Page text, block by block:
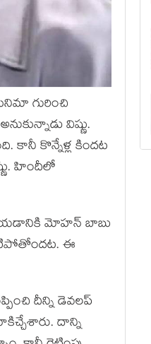
గురించి
విష్ణు.
కానీ కొన్నేళ్ల కిందట
హిందీలో
మోహన్ బాబు
ఈ
దీన్ని డెవలప్
దాన్ని